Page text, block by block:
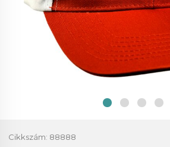
Cikkszám: 88888